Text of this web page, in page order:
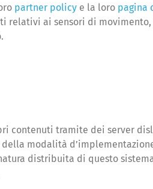
partner policy e la loro pagina
relativi ai sensori di
contenuti tramite dei server
modalità
distribuita di questo